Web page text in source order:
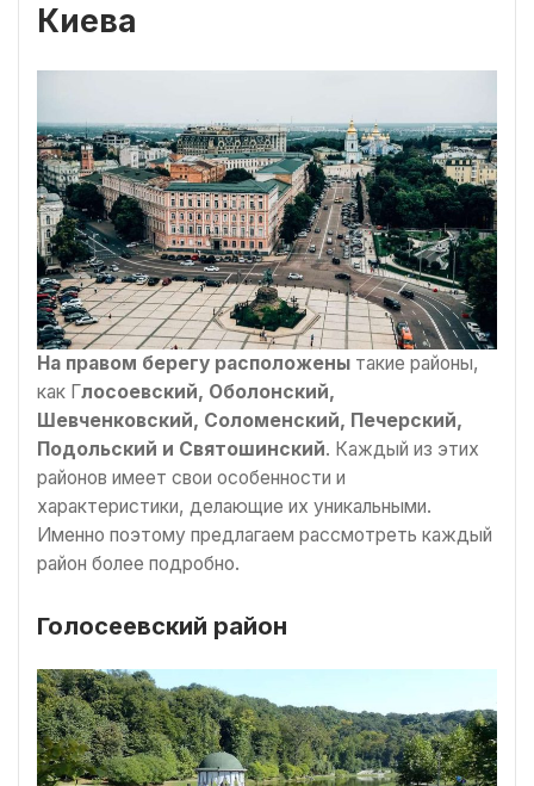
Киева
На правом берегу расположены такие районы,
как Глосоевский, Оболонский,
Шевченковский, Соломенский, Печерский,
Подольский и Святошинский. Каждый из этих
районов имеет свои особенности и
характеристики, делающие их уникальными.
Именно поэтому предлагаем рассмотреть каждый
район более подробно.
Голосеевский район